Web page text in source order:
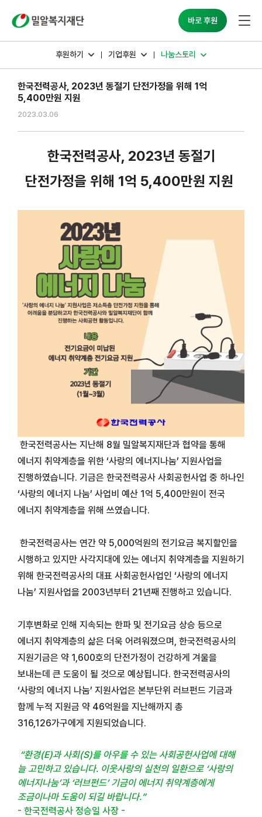
바로 후원
후원하기 기업후원 나눔스토리
한국전력공사, 2023년 동절기 단전가정을 위해 1억
5,400만원 지원
2023.03.06
한국전력공사, 2023년 동절기
단전가정을 위해 1억 5,400만원 지원
한국전력공사는 지난해 8월 밀알복지재단과 협약을 통해
에너지 취약계층을 위한 ‘사랑의 에너지나눔’ 지원사업을
진행하였습니다. 기금은 한국전력공사 사회공헌사업 중 하나인
‘사랑의 에너지 나눔’ 사업비 예산 1억 5,400만원이 전국
에너지 취약계층을 위해 쓰였습니다.
한국전력공사는 연간 약 5,000억원의 전기요금 복지할인을
시행하고 있지만 사각지대에 있는 에너지 취약계층을 지원하기
위해 한국전력공사의 대표 사회공헌사업인 ‘사랑의 에너지
나눔’ 지원사업을 2003년부터 21년째 진행하고 있습니다.
기후변화로 인해 지속되는 한파 및 전기요금 상승 등으로
에너지 취약계층의 삶은 더욱 어려워졌으며 , 한국전력공사의
지원기금은 약 1,600호의 단전가정이 건강하게 겨울을
보내는데 큰 도움이 될 것으로 예상됩니다. 한국전력공사의
‘사랑의 에너지 나눔’ 지원사업은 본부단위 러브펀드 기금과
함께 누적 지원금 약 46억원을 지난해까지 총
316,126가구에게 지원되었습니다.
“환경(E)과 사회(S)를 아우를 수 있는 사회공헌사업에 대해
늘 고민하고 있습니다. 이웃사랑의 실천의 일환으로 ‘사랑의
에너지나눔’과 ‘러브펀드’기금이 에너지 취약계층에게
조금이나마 도움이 되길 바랍니다.”
- 한국전력공사 정승일 사장 -